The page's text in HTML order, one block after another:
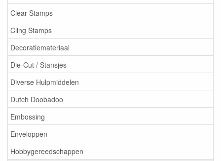
Clear Stamps
Cling Stamps
Decoratiemateriaal
Die-Cut / Stansjes
Diverse Hulpmiddelen
Dutch Doobadoo
Embossing
Enveloppen
Hobbygereedschappen